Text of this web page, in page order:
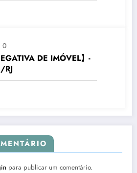
0
DE IMÓVEL】-
RJ
para publicar um comentário.